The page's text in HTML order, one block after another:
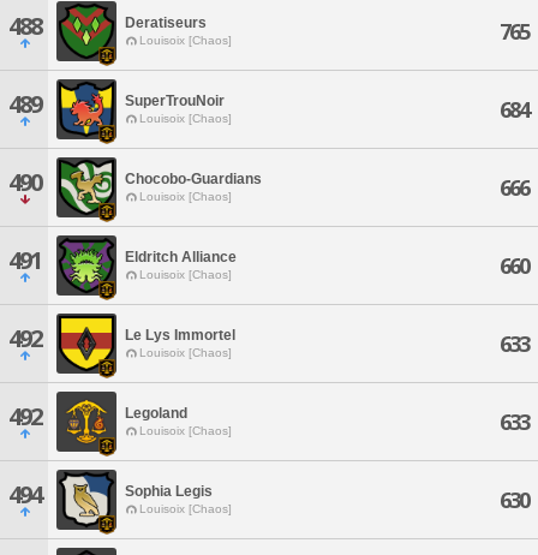
488 Deratiseurs
Louisoix [Chaos] 765
489 SuperTrouNoir
Louisoix [Chaos] 684
490 Chocobo-Guardians
Louisoix [Chaos] 666
491 Eldritch Alliance
Louisoix [Chaos] 660
492 Le Lys Immortel
Louisoix [Chaos] 633
492 Legoland
Louisoix [Chaos] 633
494 Sophia Legis
Louisoix [Chaos] 630